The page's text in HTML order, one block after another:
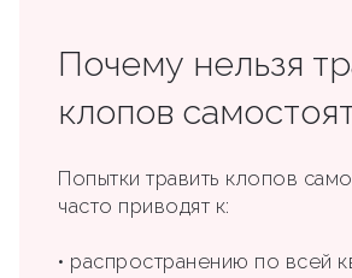
Почему нельзя
клопов
Попытки травить клопов
часто приводят к:
• распространению по всей